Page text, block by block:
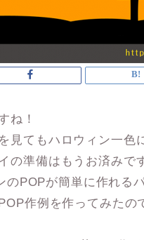
ね！
見てもハロウィン一色
の準備はもうお済みで
のPOPが簡単に作れる
作例を作ってみたの